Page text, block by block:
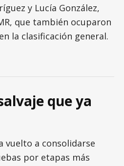
y Lucía González,
que también ocuparon
la clasificación general.
que ya
vuelto a consolidarse
por etapas más